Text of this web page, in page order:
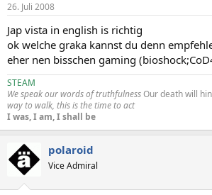
26. Juli 2008
Jap vista in english is richtig
ok welche graka kannst du denn
eher nen bisschen gaming
STEAM
We speak our words of truthfulnessOur death will
way to walk, this is the time to act
I was, I am, I shall be
polaroid
Vice Admiral